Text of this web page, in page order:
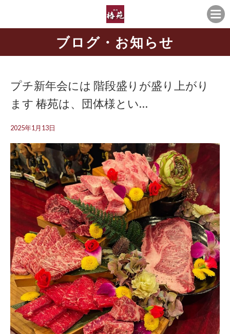
ブログ・お知らせ
プチ新年会には 階段盛りが盛り上がり
ます 椿苑は、団体様とい…
2025年1月13日